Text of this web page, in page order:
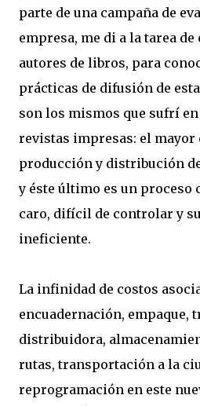
parte de una campaña de
empresa, me di a la tarea
autores de libros, para
prácticas de difusión de
son los mismos que sufrí
revistas impresas: el mayor
producción y distribución
y éste último es un proceso
caro, difícil de controlar y
ineficiente.
La infinidad de costos
encuadernación, empaque,
distribuidora,
rutas, transportación a la
reprogramación en este